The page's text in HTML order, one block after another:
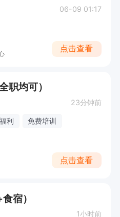
06-09 01:17
点击查看
职均可）
23分钟前
利
免费培训
点击查看
宿）
1小时前